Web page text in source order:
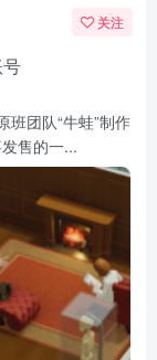
关注
班团队“牛蛙”制作
售的一...